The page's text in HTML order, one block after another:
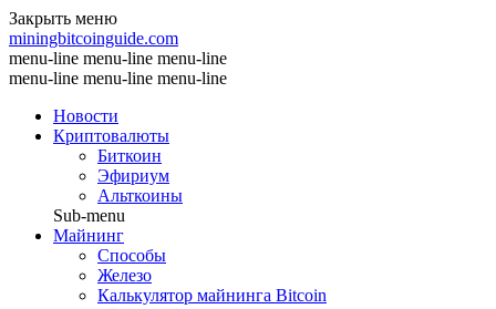
Закрыть меню
miningbitcoinguide.com
menu-line menu-line menu-line
menu-line menu-line menu-line
Новости
Криптовалюты
Биткоин
Эфириум
Альткоины
Sub-menu
Майнинг
Способы
Железо
Калькулятор майнинга Bitcoin